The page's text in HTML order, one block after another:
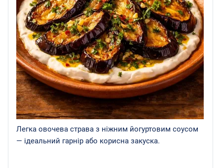
Легка овочева страва з ніжним йогуртовим соусом
— ідеальний гарнір або корисна закуска.